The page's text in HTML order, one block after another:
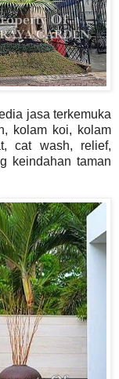
jasa terkemuka
kolam koi, kolam
cat wash, relief,
keindahan taman